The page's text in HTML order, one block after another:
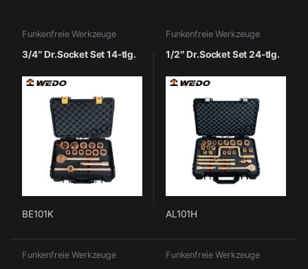
Funkenfreie Werkzeuge
3/4″ Dr.Socket Set 14-tlg.
BE101K
Funkenfreie Werkzeuge
1/2″ Dr.Socket Set 24-tlg.
AL101H
Funkenfreie Werkzeuge Funkenfreie Werkzeuge